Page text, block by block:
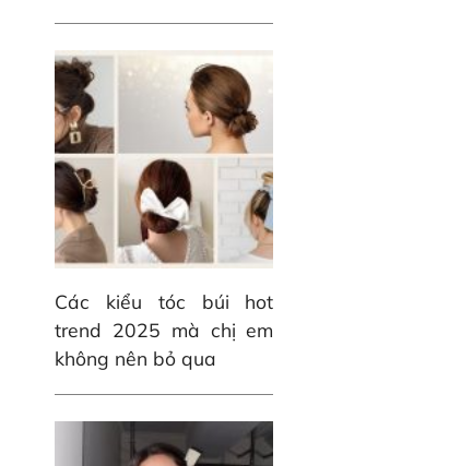
Các kiểu tóc búi hot
trend 2025 mà chị em
không nên bỏ qua